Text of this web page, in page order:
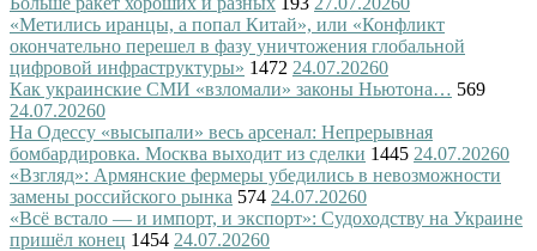
«Метились иранцы, а попал Китай», или «Конфликт
окончательно перешел в фазу уничтожения глобальной
цифровой инфраструктуры» 1472 24.07.20260
Как украинские СМИ «взломали» законы Ньютона… 569
24.07.20260
На Одессу «высыпали» весь арсенал: Непрерывная
бомбардировка. Москва выходит из сделки 1445 24.07.20260
«Взгляд»: Армянские фермеры убедились в невозможности
замены российского рынка 574 24.07.20260
«Всё встало — и импорт, и экспорт»: Судоходству на Украине
пришёл конец 1454 24.07.20260